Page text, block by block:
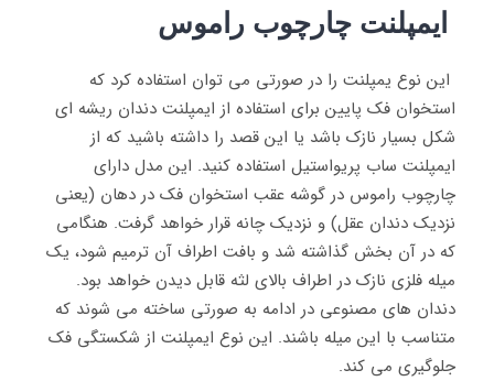
ایمپلنت چارچوب راموس
این نوع یمپلنت را در صورتی می توان استفاده کرد که
استخوان فک پایین برای استفاده از ایمپلنت دندان ریشه ای
شکل بسیار نازک باشد یا این قصد را داشته باشید که از
ایمپلنت ساب پریواستیل استفاده کنید. این مدل دارای
چارچوب راموس در گوشه عقب استخوان فک در دهان (یعنی
نزدیک دندان عقل) و نزدیک چانه قرار خواهد گرفت. هنگامی
که در آن بخش گذاشته شد و بافت اطراف آن ترمیم شود، یک
میله فلزی نازک در اطراف بالای لثه قابل دیدن خواهد بود.
دندان های مصنوعی در ادامه به صورتی ساخته می شوند که
متناسب با این میله باشند. این نوع ایمپلنت از شکستگی فک
جلوگیری می کند.